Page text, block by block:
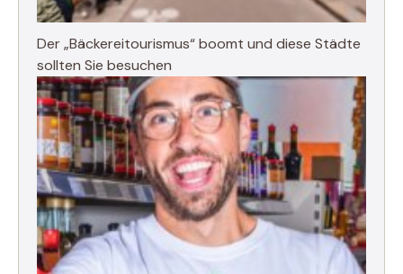
Der „Bäckereitourismus“ boomt und diese Städte
sollten Sie besuchen